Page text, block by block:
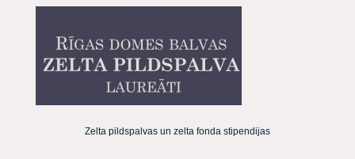
Zelta pildspalvas un zelta fonda stipendijas